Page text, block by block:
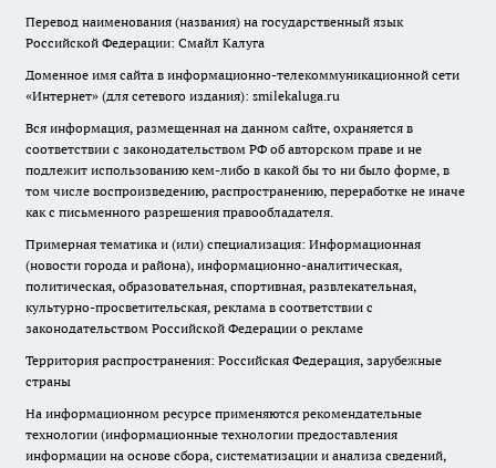
Перевод наименования (названия) на государственный язык
Российской Федерации: Смайл Калуга
Доменное имя сайта в информационно-телекоммуникационной сети
«Интернет» (для сетевого издания): smilekaluga.ru
Вся информация, размещенная на данном сайте, охраняется в
соответствии с законодательством РФ об авторском праве и не
подлежит использованию кем-либо в какой бы то ни было форме, в
том числе воспроизведению, распространению, переработке не иначе
как с письменного разрешения правообладателя.
Примерная тематика и (или) специализация: Информационная
(новости города и района), информационно-аналитическая,
политическая, образовательная, спортивная, развлекательная,
культурно-просветительская, реклама в соответствии с
законодательством Российской Федерации о рекламе
Территория распространения: Российская Федерация, зарубежные
страны
На информационном ресурсе применяются рекомендательные
технологии (информационные технологии предоставления
информации на основе сбора, систематизации и анализа сведений,